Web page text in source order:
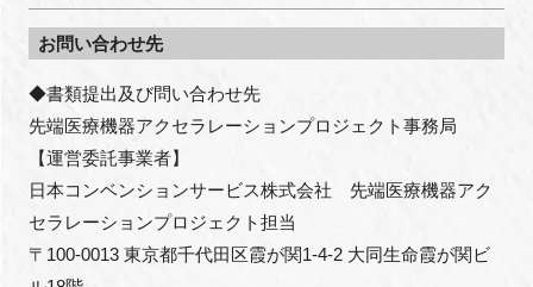
お問い合わせ先
◆書類提出及び問い合わせ先
先端医療機器アクセラレーションプロジェクト事務局
【運営委託事業者】
⽇本コンベンションサービス株式会社　先端医療機器アク
セラレーションプロジェクト担当
〒100-0013 東京都千代⽥区霞が関1-4-2 ⼤同⽣命霞が関ビ